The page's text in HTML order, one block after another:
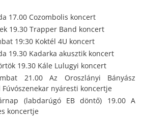
17.00 Cozombolis koncert
19.30 Trapper Band koncert
19:30 Koktél 4U koncert
19.30 Kadarka akusztik koncert
19.30 Kále Lulugyi koncert
21.00 Az Oroszlányi Bányász
Fúvószenekar nyáresti koncertje
(labdarúgó EB döntő) 19.00 A
koncertje